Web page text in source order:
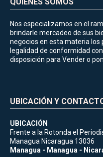
Nos especializamos en el
brindarle mercadeo de sus
negocios en esta materia los
legalidad de conformidad
disposición para Vender o
UBICACIÓN Y
UBICACIÓN
Frente a la Rotonda el
Managua Nicaragua 13036
Managua - Managua -